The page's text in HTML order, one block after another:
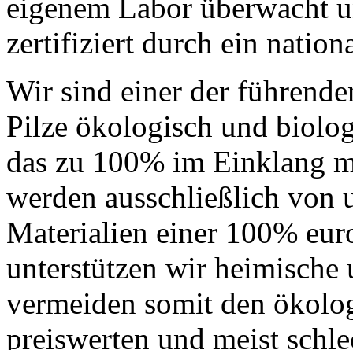
eigenem Labor überwacht
zertifiziert durch ein
Wir sind einer der
Pilze ökologisch und
das zu 100% im Einklang
werden ausschließlich von
Materialien einer 100%
unterstützen wir
vermeiden somit den
preiswerten und meist